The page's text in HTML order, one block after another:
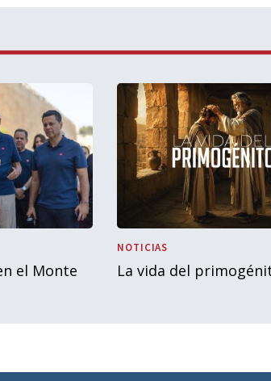
el Monte
NOTICIAS
La vida del